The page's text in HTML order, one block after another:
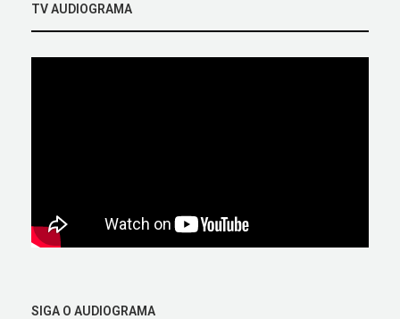
TV AUDIOGRAMA
SIGA O AUDIOGRAMA